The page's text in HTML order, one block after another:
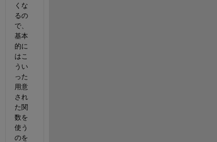
くな
るの
で、
基本
的に
はこ
うい
った
用意
され
た関
数を
使う
のを